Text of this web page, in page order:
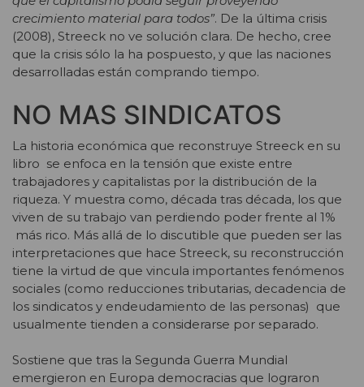
crecimiento material para todos”. De la última crisis
(2008), Streeck no ve solución clara. De hecho, cree
que la crisis sólo la ha pospuesto, y que las naciones
desarrolladas están comprando tiempo.
NO MAS SINDICATOS
La historia económica que reconstruye Streeck en su
libro se enfoca en la tensión que existe entre
trabajadores y capitalistas por la distribución de la
riqueza. Y muestra como, década tras década, los que
viven de su trabajo van perdiendo poder frente al 1%
más rico. Más allá de lo discutible que pueden ser las
interpretaciones que hace Streeck, su reconstrucción
tiene la virtud de que vincula importantes fenómenos
sociales (como reducciones tributarias, decadencia de
los sindicatos y endeudamiento de las personas) que
usualmente tienden a considerarse por separado.
Sostiene que tras la Segunda Guerra Mundial
emergieron en Europa democracias que lograron